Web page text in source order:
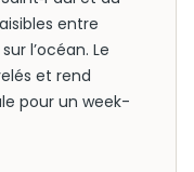
entre
l’océan. Le
et rend
pour un week-